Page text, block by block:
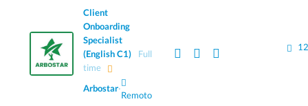
Client
Onboarding
Specialist
(English C1)
Full
time
Arbostar·
Remoto